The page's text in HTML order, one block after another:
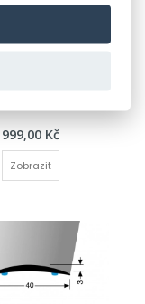
999,00 Kč
Zobrazit